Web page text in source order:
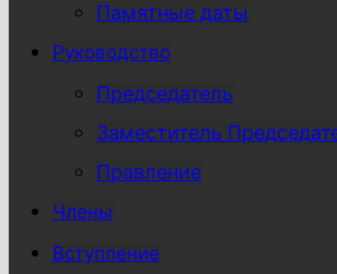
Памятные даты
Руководство
Председатель
Заместитель
Правление
Члены
Вступление